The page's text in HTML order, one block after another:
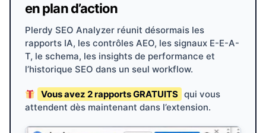
en plan d’action
Plerdy SEO Analyzer réunit désormais les
rapports IA, les contrôles AEO, les signaux E-E-A-
T, le schema, les insights de performance et
l’historique SEO dans un seul workflow.
Vous avez 2 rapports GRATUITS qui vous
attendent dès maintenant dans l’extension.